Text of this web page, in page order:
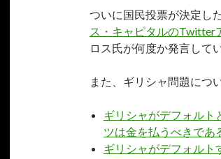
ついに国民投票が決定し
ス・キャピタルのTwitter
ロス氏が何度か発言して
また、ギリシャ問題につ
ギリシャがデフォルト
ツは金を払うべきであ
ギリシャがデフォルト